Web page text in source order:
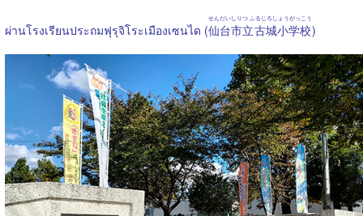
ผ่านโรงเรียนประถมฟุรุจิโระเมืองเซนได (仙台市立古城小学校
せんだいしりつ ふるじろしょうがっこう
)